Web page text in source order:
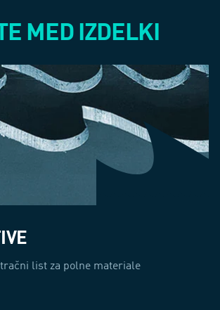
MED IZDELKI
tračni list za polne materiale